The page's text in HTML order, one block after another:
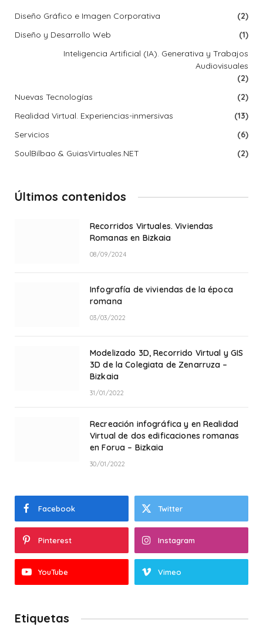
Diseño Gráfico e Imagen Corporativa
(2)
Diseño y Desarrollo Web
(1)
Inteligencia Artificial (IA). Generativa y Trabajos
Audiovisuales
(2)
Nuevas Tecnologías
(2)
Realidad Virtual. Experiencias-inmersivas
(13)
Servicios
(6)
SoulBilbao & GuiasVirtuales.NET
(2)
Últimos contenidos
Recorridos Virtuales. Viviendas
Romanas en Bizkaia
08/09/2024
Infografía de viviendas de la época
romana
03/03/2022
Modelizado 3D, Recorrido Virtual y GIS
3D de la Colegiata de Zenarruza –
Bizkaia
31/01/2022
Recreación infográfica y en Realidad
Virtual de dos edificaciones romanas
en Forua – Bizkaia
30/01/2022
Facebook Twitter
Pinterest Instagram
YouTube Vimeo
Etiquetas